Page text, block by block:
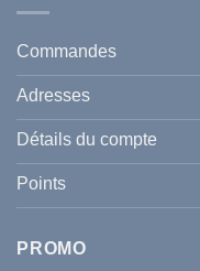
et
celle
de
votre
famille
durant
l’été
2026
?
Tunisie
Guide
Traiter
Prévenir
Commandes
Adresses
Détails du compte
Points
PROMO